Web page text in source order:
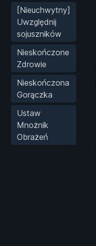
[Nieuchwytny]
Uwzględnij
sojuszników
Nieskończone
Zdrowie
Nieskończona
Gorączka
Ustaw
Mnożnik
Obrażeń